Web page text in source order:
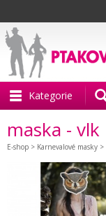
Kategorie
maska - vlk
E-shop > Karnevalové masky >